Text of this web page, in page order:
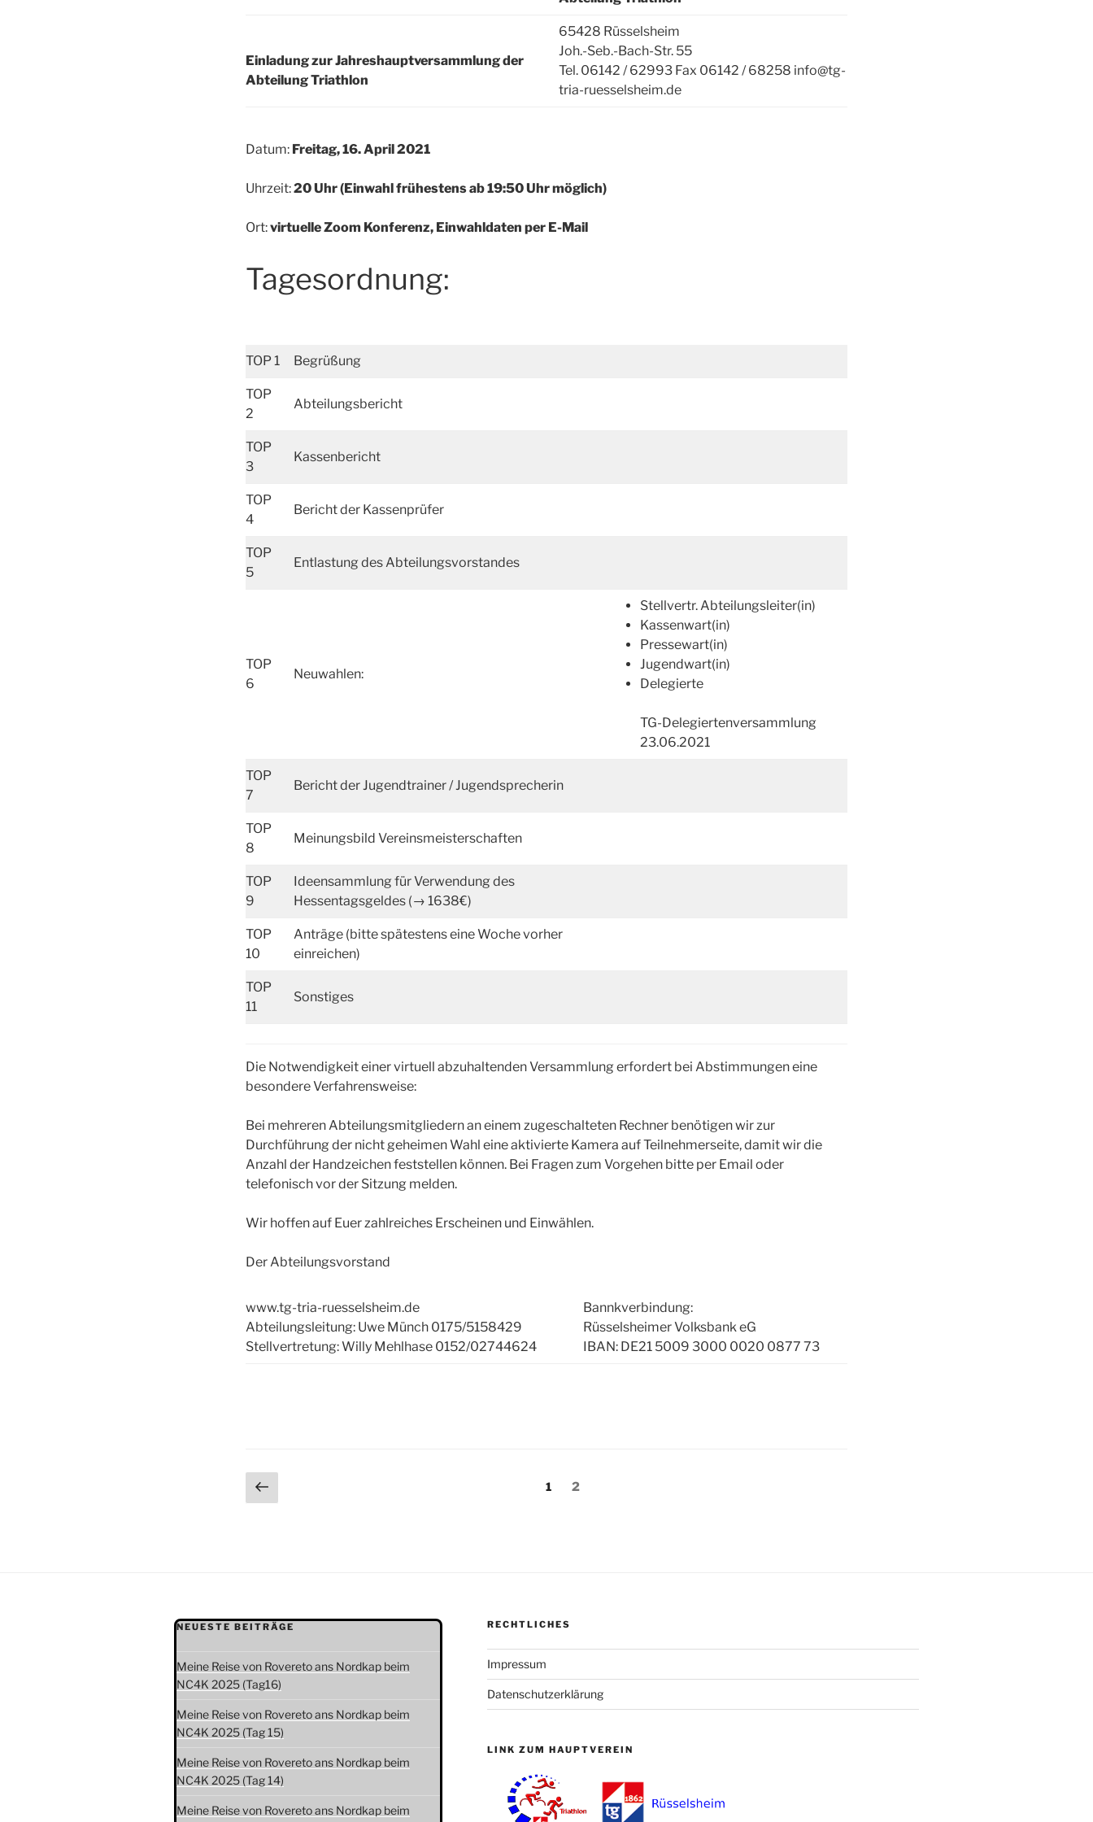
Einladung zur Jahreshauptversammlung der
Abteilung Triathlon
65428 Rüsselsheim
Joh.-Seb.-Bach-Str. 55
Tel. 06142 / 62993 Fax 06142 / 68258 info@tg-
tria-ruesselsheim.de
Datum: Freitag, 16. April 2021
Uhrzeit:20 Uhr (Einwahl frühestens ab 19:50 Uhr möglich)
Ort:virtuelle Zoom Konferenz, Einwahldaten per E-Mail
Tagesordnung:
TOP 1 Begrüßung
TOP
2
Abteilungsbericht
TOP
3
Kassenbericht
TOP
4
Bericht der Kassenprüfer
TOP
5
Entlastung des Abteilungsvorstandes
TOP
6
Neuwahlen:
Stellvertr. Abteilungsleiter(in)
Kassenwart(in)
Pressewart(in)
Jugendwart(in)
Delegierte
TG-Delegiertenversammlung
23.06.2021
TOP
7
Bericht der Jugendtrainer / Jugendsprecherin
TOP
8
Meinungsbild Vereinsmeisterschaften
TOP
9
Ideensammlung für Verwendung des
Hessentagsgeldes (→ 1638€)
TOP
10
Anträge (bitte spätestens eine Woche vorher
einreichen)
TOP
11
Sonstiges
Die Notwendigkeit einer virtuell abzuhaltenden Versammlung erfordert bei Abstimmungen eine
besondere Verfahrensweise:
Bei mehreren Abteilungsmitgliedern an einem zugeschalteten Rechner benötigen wir zur
Durchführung der nicht geheimen Wahl eine aktivierte Kamera auf Teilnehmerseite, damit wir die
Anzahl der Handzeichen feststellen können. Bei Fragen zum Vorgehen bitte per Email oder
telefonisch vor der Sitzung melden.
Wir hoffen auf Euer zahlreiches Erscheinen und Einwählen.
Der Abteilungsvorstand
www.tg-tria-ruesselsheim.de
Abteilungsleitung: Uwe Münch 0175/5158429
Stellvertretung: Willy Mehlhase 0152/02744624
Bannkverbindung:
Rüsselsheimer Volksbank eG
IBAN: DE21 5009 3000 0020 0877 73
Seitennummerierung
Vorherige
Seite
Seite
1 Seite
2
NEUESTE BEITRÄGE
Meine Reise von Rovereto ans Nordkap beim
NC4K 2025 (Tag16)
Meine Reise von Rovereto ans Nordkap beim
NC4K 2025 (Tag 15)
Meine Reise von Rovereto ans Nordkap beim
NC4K 2025 (Tag 14)
Meine Reise von Rovereto ans Nordkap beim
RECHTLICHES
Impressum
Datenschutzerklärung
LINK ZUM HAUPTVEREIN